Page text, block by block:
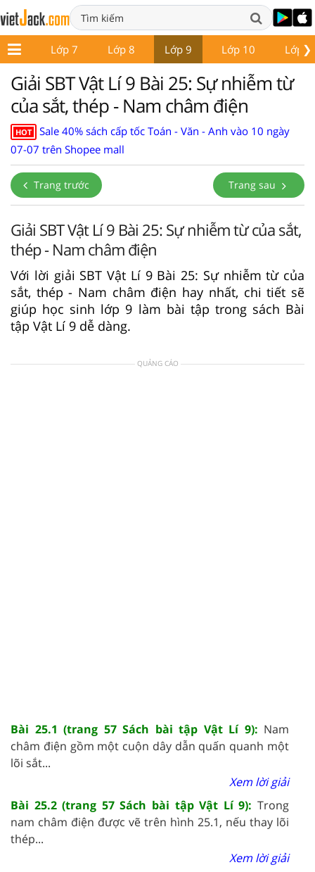
❯
6 Lớp 7 Lớp 8 Lớp 9 Lớp 10 Lớp
Giải SBT Vật Lí 9 Bài 25: Sự nhiễm từ
của sắt, thép - Nam châm điện
HOT
Sale 40% sách cấp tốc Toán - Văn - Anh vào 10 ngày
07-07 trên Shopee mall
Trang trước Trang sau
Giải SBT Vật Lí 9 Bài 25: Sự nhiễm từ của sắt,
thép - Nam châm điện
Với lời giải SBT Vật Lí 9 Bài 25: Sự nhiễm từ của
sắt, thép - Nam châm điện hay nhất, chi tiết sẽ
giúp học sinh lớp 9 làm bài tập trong sách Bài
tập Vật Lí 9 dễ dàng.
QUẢNG CÁO
Bài 25.1 (trang 57 Sách bài tập Vật Lí 9): Nam
châm điện gồm một cuộn dây dẫn quấn quanh một
lõi sắt...
Xem lời giải
Bài 25.2 (trang 57 Sách bài tập Vật Lí 9): Trong
nam châm điện được vẽ trên hình 25.1, nếu thay lõi
thép...
Xem lời giải